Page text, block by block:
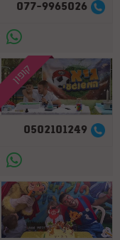
077-9965026
קופון
0502101249